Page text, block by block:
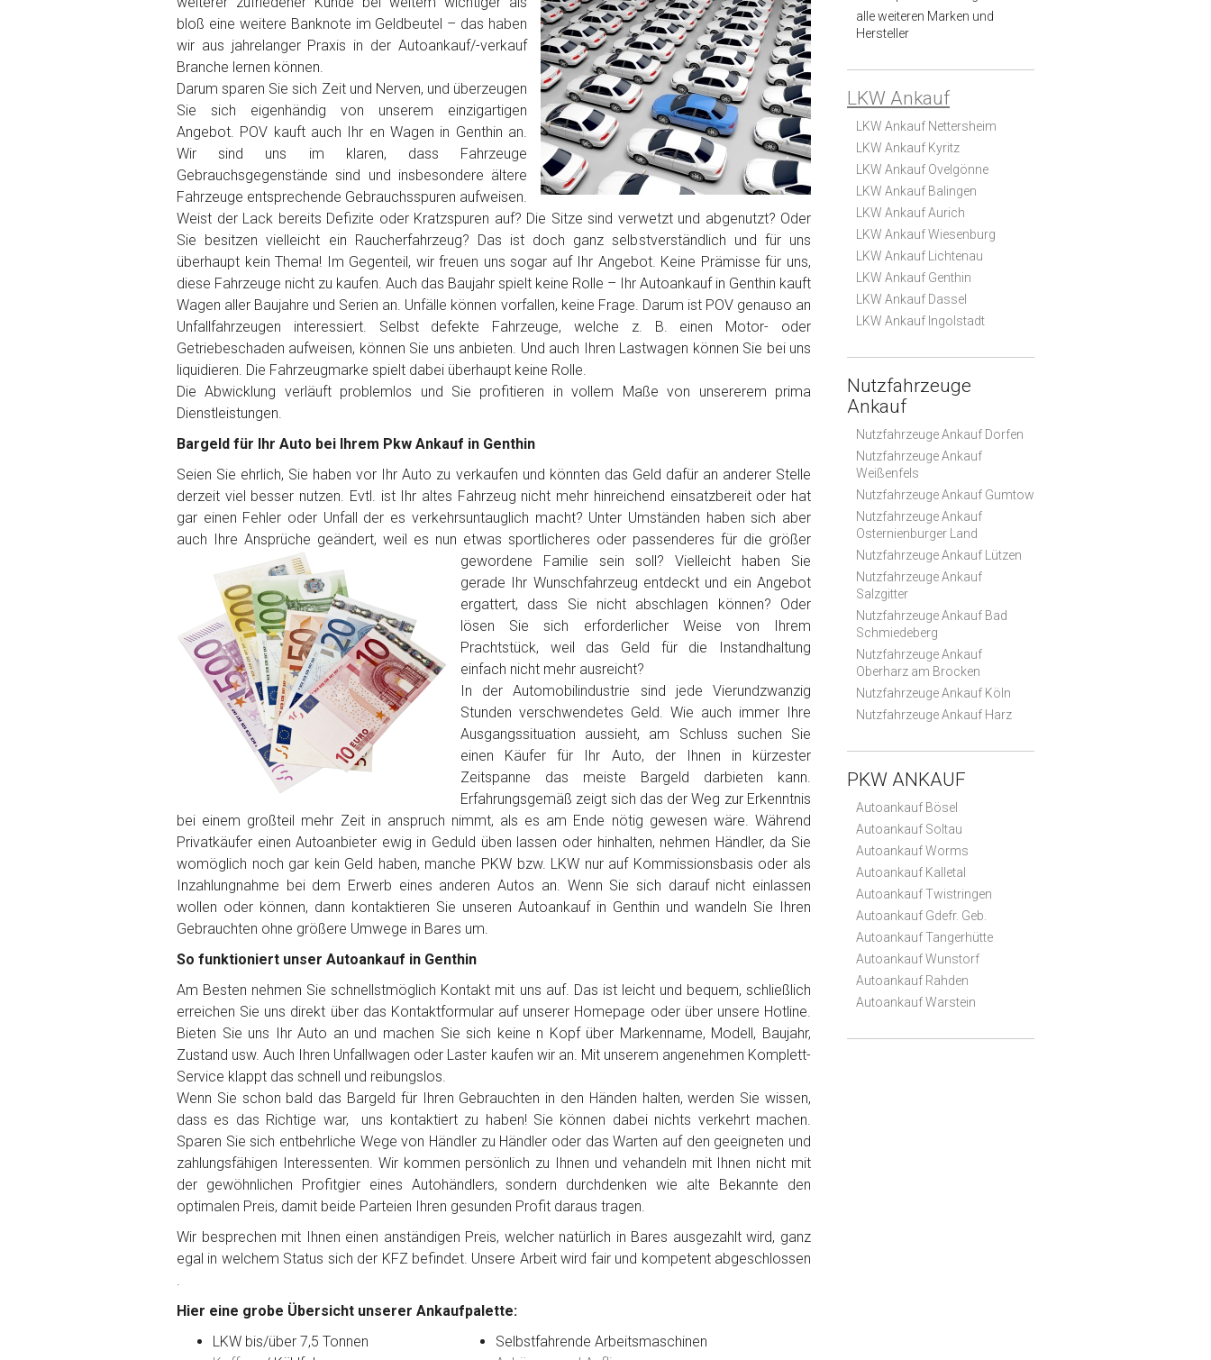
Marke*
Model*
Baujahr
Getriebe
Bekannte Schäden
Kilometerstand
Preisvorstellung
Name*
Telefon*
Email
PLZ und Ort
Foto Nr. 1
Foto Nr. 2
Foto Nr. 3
Sonstiges
Fertig
Wie viel ist 10+2 ?
bloß eine weitere Banknote im Geldbeutel – das haben
wir aus jahrelanger Praxis in der Autoankauf/-verkauf
Branche lernen können.
Darum sparen Sie sich Zeit und Nerven, und überzeugen
Sie sich eigenhändig von unserem einzigartigen
Angebot. POV kauft auch Ihr en Wagen in Genthin an.
Wir sind uns im klaren, dass Fahrzeuge
Gebrauchsgegenstände sind und insbesondere ältere
Fahrzeuge entsprechende Gebrauchsspuren aufweisen.
Weist der Lack bereits Defizite oder Kratzspuren auf? Die Sitze sind verwetzt und abgenutzt? Oder
Sie besitzen vielleicht ein Raucherfahrzeug? Das ist doch ganz selbstverständlich und für uns
überhaupt kein Thema! Im Gegenteil, wir freuen uns sogar auf Ihr Angebot. Keine Prämisse für uns,
diese Fahrzeuge nicht zu kaufen. Auch das Baujahr spielt keine Rolle – Ihr Autoankauf in Genthin kauft
Wagen aller Baujahre und Serien an. Unfälle können vorfallen, keine Frage. Darum ist POV genauso an
Unfallfahrzeugen interessiert. Selbst defekte Fahrzeuge, welche z. B. einen Motor- oder
Getriebeschaden aufweisen, können Sie uns anbieten. Und auch Ihren Lastwagen können Sie bei uns
liquidieren. Die Fahrzeugmarke spielt dabei überhaupt keine Rolle.
Die Abwicklung verläuft problemlos und Sie profitieren in vollem Maße von unsererem prima
Dienstleistungen.
Bargeld für Ihr Auto bei Ihrem Pkw Ankauf in Genthin
Seien Sie ehrlich, Sie haben vor Ihr Auto zu verkaufen und könnten das Geld dafür an anderer Stelle
derzeit viel besser nutzen. Evtl. ist Ihr altes Fahrzeug nicht mehr hinreichend einsatzbereit oder hat
gar einen Fehler oder Unfall der es verkehrsuntauglich macht? Unter Umständen haben sich aber
auch Ihre Ansprüche geändert, weil es nun etwas sportlicheres oder passenderes für die größer
gewordene Familie sein soll? Vielleicht haben Sie
gerade Ihr Wunschfahrzeug entdeckt und ein Angebot
ergattert, dass Sie nicht abschlagen können? Oder
lösen Sie sich erforderlicher Weise von Ihrem
Prachtstück, weil das Geld für die Instandhaltung
einfach nicht mehr ausreicht?
In der Automobilindustrie sind jede Vierundzwanzig
Stunden verschwendetes Geld. Wie auch immer Ihre
Ausgangssituation aussieht, am Schluss suchen Sie
einen Käufer für Ihr Auto, der Ihnen in kürzester
Zeitspanne das meiste Bargeld darbieten kann.
Erfahrungsgemäß zeigt sich das der Weg zur Erkenntnis
bei einem großteil mehr Zeit in anspruch nimmt, als es am Ende nötig gewesen wäre. Während
Privatkäufer einen Autoanbieter ewig in Geduld üben lassen oder hinhalten, nehmen Händler, da Sie
womöglich noch gar kein Geld haben, manche PKW bzw. LKW nur auf Kommissionsbasis oder als
Inzahlungnahme bei dem Erwerb eines anderen Autos an. Wenn Sie sich darauf nicht einlassen
wollen oder können, dann kontaktieren Sie unseren Autoankauf in Genthin und wandeln Sie Ihren
Gebrauchten ohne größere Umwege in Bares um.
So funktioniert unser Autoankauf in Genthin
Am Besten nehmen Sie schnellstmöglich Kontakt mit uns auf. Das ist leicht und bequem, schließlich
erreichen Sie uns direkt über das Kontaktformular auf unserer Homepage oder über unsere Hotline.
Bieten Sie uns Ihr Auto an und machen Sie sich keine n Kopf über Markenname, Modell, Baujahr,
Zustand usw. Auch Ihren Unfallwagen oder Laster kaufen wir an. Mit unserem angenehmen Komplett-
Service klappt das schnell und reibungslos.
Wenn Sie schon bald das Bargeld für Ihren Gebrauchten in den Händen halten, werden Sie wissen,
dass es das Richtige war, uns kontaktiert zu haben! Sie können dabei nichts verkehrt machen.
Sparen Sie sich entbehrliche Wege von Händler zu Händler oder das Warten auf den geeigneten und
zahlungsfähigen Interessenten. Wir kommen persönlich zu Ihnen und vehandeln mit Ihnen nicht mit
der gewöhnlichen Profitgier eines Autohändlers, sondern durchdenken wie alte Bekannte den
optimalen Preis, damit beide Parteien Ihren gesunden Profit daraus tragen.
Wir besprechen mit Ihnen einen anständigen Preis, welcher natürlich in Bares ausgezahlt wird, ganz
egal in welchem Status sich der KFZ befindet. Unsere Arbeit wird fair und kompetent abgeschlossen
.
Hier eine grobe Übersicht unserer Ankaufpalette:
LKW bis/über 7,5 Tonnen
Selbstfahrende Arbeitsmaschinen
alle weiteren Marken und
Hersteller
LKW Ankauf
LKW Ankauf Nettersheim
LKW Ankauf Kyritz
LKW Ankauf Ovelgönne
LKW Ankauf Balingen
LKW Ankauf Aurich
LKW Ankauf Wiesenburg
LKW Ankauf Lichtenau
LKW Ankauf Genthin
LKW Ankauf Dassel
LKW Ankauf Ingolstadt
Nutzfahrzeuge
Ankauf
Nutzfahrzeuge Ankauf Dorfen
Nutzfahrzeuge Ankauf
Weißenfels
Nutzfahrzeuge Ankauf Gumtow
Nutzfahrzeuge Ankauf
Osternienburger Land
Nutzfahrzeuge Ankauf Lützen
Nutzfahrzeuge Ankauf
Salzgitter
Nutzfahrzeuge Ankauf Bad
Schmiedeberg
Nutzfahrzeuge Ankauf
Oberharz am Brocken
Nutzfahrzeuge Ankauf Köln
Nutzfahrzeuge Ankauf Harz
PKW ANKAUF
Autoankauf Bösel
Autoankauf Soltau
Autoankauf Worms
Autoankauf Kalletal
Autoankauf Twistringen
Autoankauf Gdefr. Geb.
Autoankauf Tangerhütte
Autoankauf Wunstorf
Autoankauf Rahden
Autoankauf Warstein